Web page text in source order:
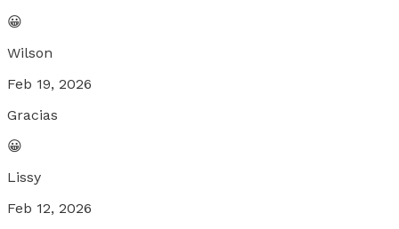
😀
Wilson
Feb 19, 2026
Gracias
😀
Lissy
Feb 12, 2026